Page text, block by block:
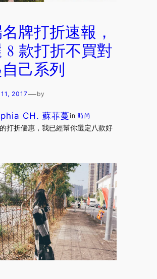
牌打折速報，
8 款打折不買對
己系列
2017—by
CH. 蘇菲蔓in時尚
打折優惠，我已經幫你選定八款好